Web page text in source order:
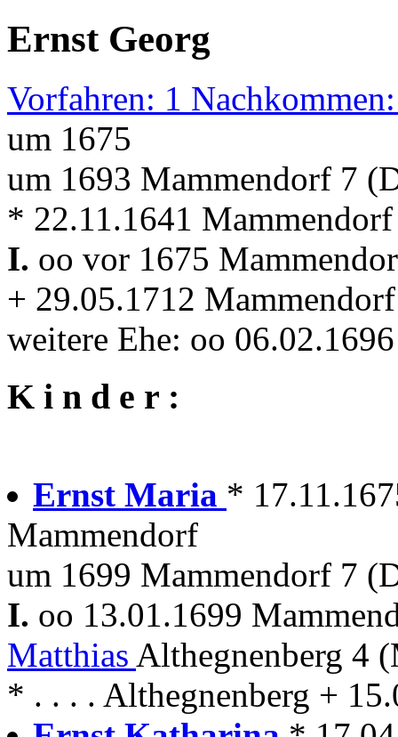
Ernst Georg
Vorfahren: 1
um 1675
um 1693 Mammendorf 7
* 22.11.1641
I. oo vor 1675
+ 29.05.1712 Mammendorf
weitere Ehe: oo
K i n d e r :
Ernst Maria *
Mammendorf
um 1699 Mammendorf 7
I. oo 13.01.1699
Matthias Althegnenberg 4
* . . . . Althegnenberg +